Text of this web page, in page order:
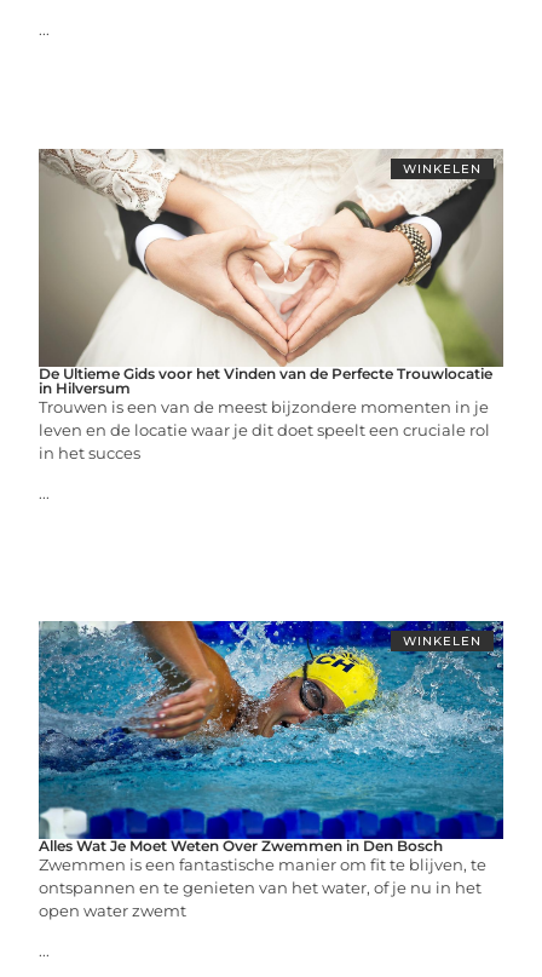
...
WINKELEN
De Ultieme Gids voor het Vinden van de Perfecte Trouwlocatie
in Hilversum
Trouwen is een van de meest bijzondere momenten in je
leven en de locatie waar je dit doet speelt een cruciale rol
in het succes
...
WINKELEN
Alles Wat Je Moet Weten Over Zwemmen in Den Bosch
Zwemmen is een fantastische manier om fit te blijven, te
ontspannen en te genieten van het water, of je nu in het
open water zwemt
...